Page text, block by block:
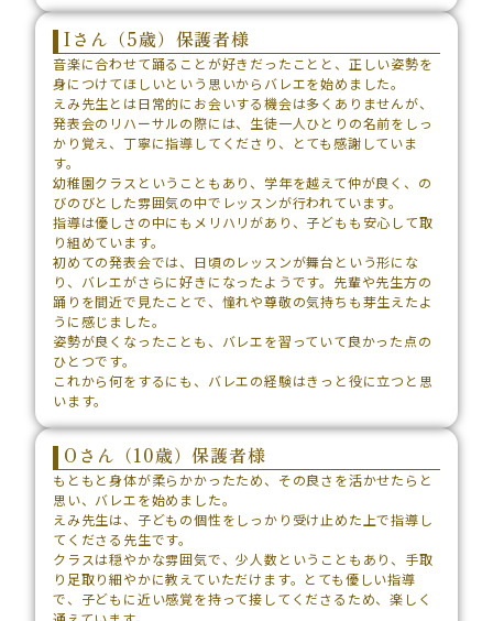
Iさん（5歳）保護者様
音楽に合わせて踊ることが好きだったことと、正しい姿勢を
身につけてほしいという思いからバレエを始めました。
えみ先生とは日常的にお会いする機会は多くありませんが、
発表会のリハーサルの際には、生徒一人ひとりの名前をしっ
かり覚え、丁寧に指導してくださり、とても感謝していま
す。
幼稚園クラスということもあり、学年を越えて仲が良く、の
びのびとした雰囲気の中でレッスンが行われています。
指導は優しさの中にもメリハリがあり、子どもも安心して取
り組めています。
初めての発表会では、日頃のレッスンが舞台という形にな
り、バレエがさらに好きになったようです。先輩や先生方の
踊りを間近で見たことで、憧れや尊敬の気持ちも芽生えたよ
うに感じました。
姿勢が良くなったことも、バレエを習っていて良かった点の
ひとつです。
これから何をするにも、バレエの経験はきっと役に立つと思
います。
Oさん（10歳）保護者様
もともと身体が柔らかかったため、その良さを活かせたらと
思い、バレエを始めました。
えみ先生は、子どもの個性をしっかり受け止めた上で指導し
てくださる先生です。
クラスは穏やかな雰囲気で、少人数ということもあり、手取
り足取り細やかに教えていただけます。とても優しい指導
で、子どもに近い感覚を持って接してくださるため、楽しく